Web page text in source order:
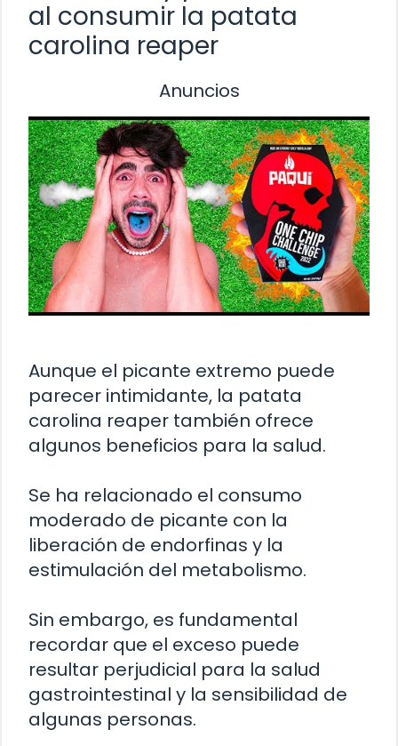
al consumir la patata
carolina reaper
Anuncios
Aunque el picante extremo puede
parecer intimidante, la patata
carolina reaper también ofrece
algunos beneficios para la salud.
Se ha relacionado el consumo
moderado de picante con la
liberación de endorfinas y la
estimulación del metabolismo.
Sin embargo, es fundamental
recordar que el exceso puede
resultar perjudicial para la salud
gastrointestinal y la sensibilidad de
algunas personas.